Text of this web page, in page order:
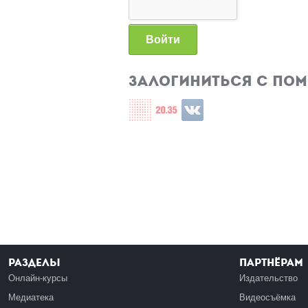
Войти
Залогиниться с
Login with СЦОС
Login with u2035
Login with ВКонтакте
Разделы
Онлайн-курсы
Медиатека
Партнёрам
Издательство
Видеосъёмка